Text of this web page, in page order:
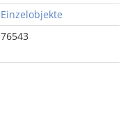
Einzelobjekte
76543